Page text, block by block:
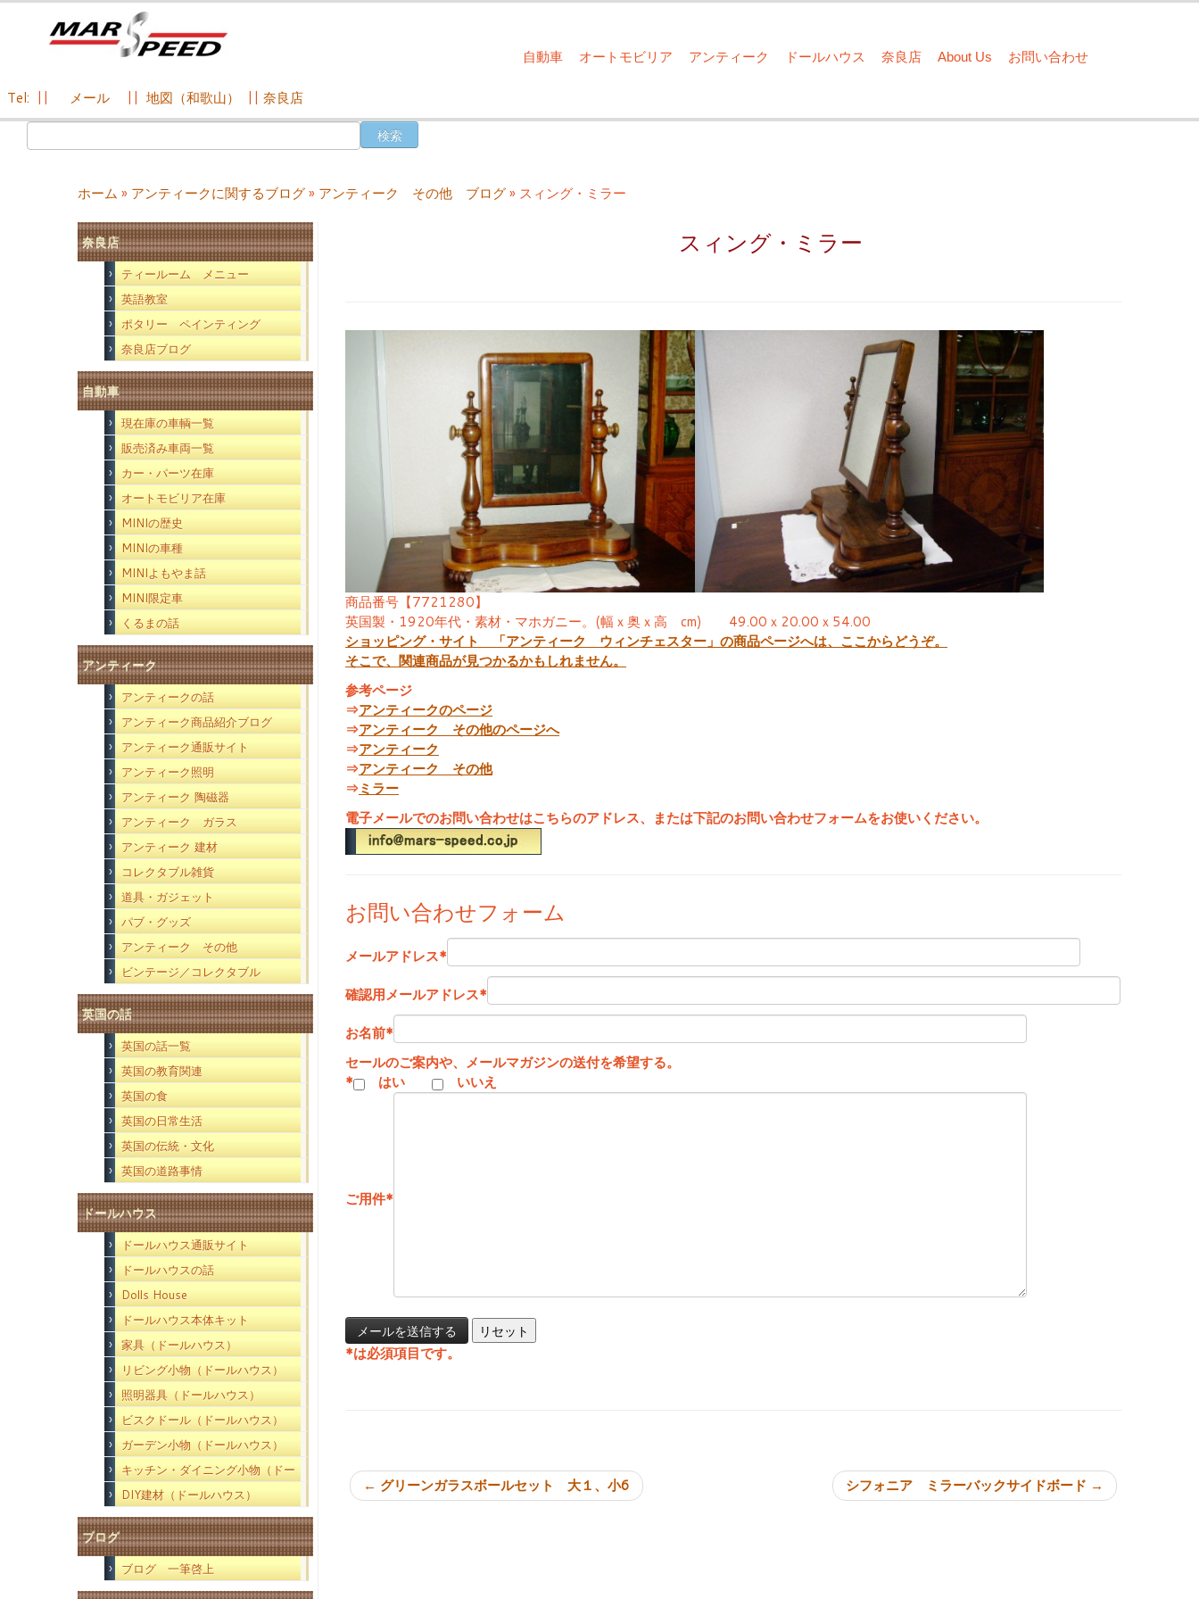
自動車 オートモビリア アンティーク ドールハウス 奈良店 About Us お問い合わせ
Tel: メール 地図（和歌山） 奈良店
索:
ホーム » アンティークに関するブログ» アンティーク その他 ブログ» スィング・ミラー
奈良店
ティールーム メニュー
英語教室
ポタリー ペインティング
奈良店ブログ
自動車
現在庫の車輌一覧
販売済み車両一覧
カー・パーツ在庫
オートモビリア在庫
MINIの歴史
MINIの車種
MINIよもやま話
MINI限定車
くるまの話
アンティーク
アンティークの話
アンティーク商品紹介ブログ
アンティーク通販サイト
アンティーク照明
アンティーク 陶磁器
アンティーク ガラス
アンティーク 建材
コレクタブル雑貨
道具・ガジェット
パブ・グッズ
アンティーク その他
ビンテージ／コレクタブル
英国の話
英国の話一覧
英国の教育関連
英国の食
英国の日常生活
英国の伝統・文化
英国の道路事情
ドールハウス
ドールハウス通販サイト
ドールハウスの話
Dolls House
ドールハウス本体キット
家具（ドールハウス）
リビング小物（ドールハウス）
照明器具（ドールハウス）
ビスクドール（ドールハウス）
ガーデン小物（ドールハウス）
キッチン・ダイニング小物（ドー
ルハウス）
DIY建材（ドールハウス）
ブログ
ブログ 一筆啓上
スィング・ミラー
商品番号【7721280】
英国製・1920年代・素材・マホガニー。(幅ｘ奥ｘ高 cm) 49.00ｘ20.00ｘ54.00
ショッピング・サイト 「アンティーク ウィンチェスター」の商品ページへは、ここからどうぞ。
そこで、関連商品が見つかるかもしれません。
参考ページ
⇒アンティークのページ
⇒アンティーク その他のページへ
⇒アンティーク
⇒アンティーク その他
⇒ミラー
電子メールでのお問い合わせはこちらのアドレス、または下記のお問い合わせフォームをお使いください。
お問い合わせフォーム
メールアドレス*
確認用メールアドレス*
お名前*
セールのご案内や、メールマガジンの送付を希望する。
*
はい いいえ
ご用件*
*は必須項目です。
← グリーンガラスボールセット 大１、小6 シフォニア ミラーバックサイドボード →